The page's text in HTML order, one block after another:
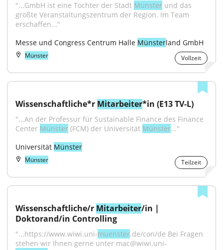
"...GmbH ist eine Tochter der Stadt Münster und das
größte Veranstaltungszentrum der Region. Im Team
erschaffen..."
Messe und Congress Centrum Halle Münsterland GmbH
Münster Vollzeit
Wissenschaftliche*r Mitarbeiter*in (E13 TV-L)
"...An der Professur für Sustainable Finance des Finance
Center Münster (FCM) der Universität Münster..."
Universität Münster
Münster Teilzeit
Wissenschaftliche/r Mitarbeiter/in |
Doktorand/in Controlling
"...https://www.wiwi.uni-muenster.de/con/de Bei Fragen
stehen wir Ihnen gerne unter mac@wiwi.uni-